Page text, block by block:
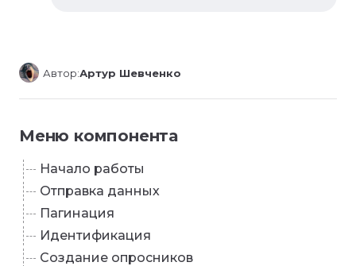
Автор:Артур Шевченко
Меню компонента
Начало работы
Отправка данных
Пагинация
Идентификация
Создание опросников